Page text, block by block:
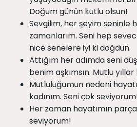
Doğum günün kutlu olsun!
Sevgilim, her şeyim seninle
zamanlarım. Seni hep
nice senelere iyi ki doğdun.
Attığım her adımda seni
benim aşkımsın. Mutlu
Mutluluğumun nedeni
kadınım. Seni çok
Her zaman hayatımın
seviyorum!